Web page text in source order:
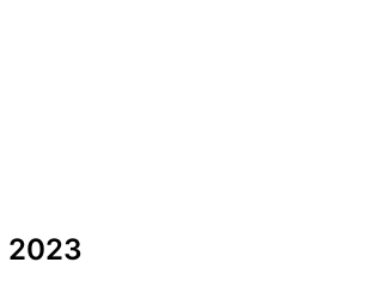
2023